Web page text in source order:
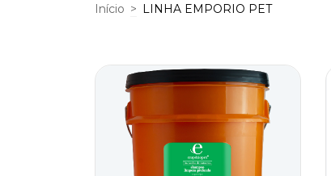
Início > LINHA EMPORIO PET